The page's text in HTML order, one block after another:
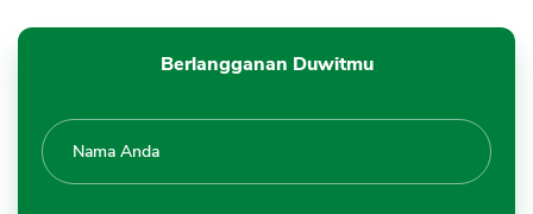
Berlangganan Duwitmu